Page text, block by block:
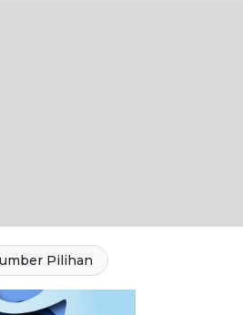
Pilihan